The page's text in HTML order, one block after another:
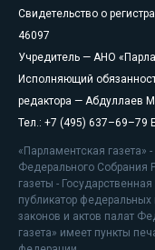
Свидетельство о
46097
Учредитель — АНО
Исполняющий
редактора — Абдуллаев
Тел.: +7 (495) 637–69–79
«Парламентская
Федерального Собрания
газеты -
публикатор
законов и актов палат
газета» имеет пункты